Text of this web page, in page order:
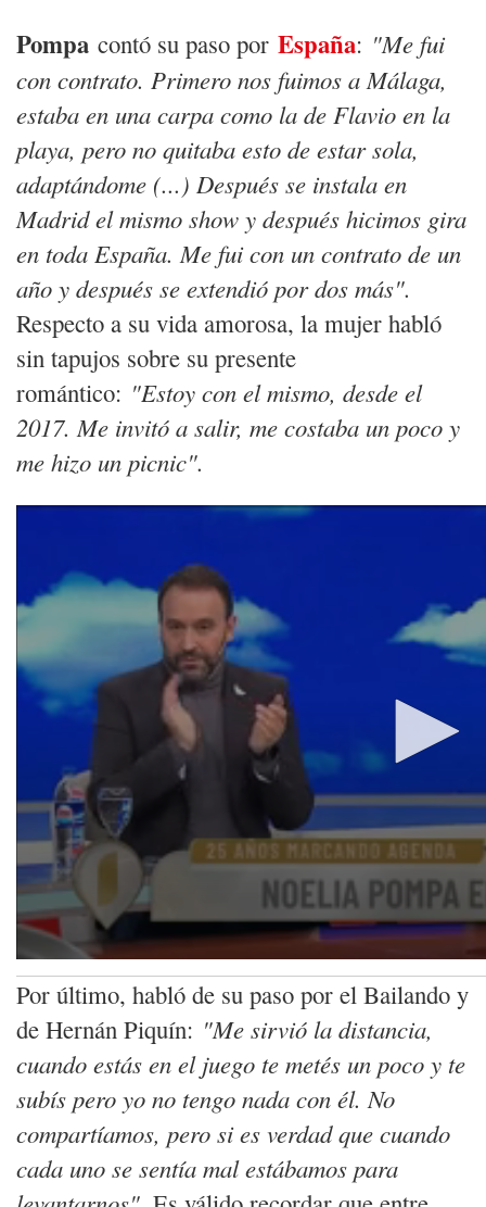
Pompa contó su paso por España: "Me fui
con contrato. Primero nos fuimos a Málaga,
estaba en una carpa como la de Flavio en la
playa, pero no quitaba esto de estar sola,
adaptándome (...) Después se instala en
Madrid el mismo show y después hicimos gira
en toda España. Me fui con un contrato de un
año y después se extendió por dos más".
Respecto a su vida amorosa, la mujer habló
sin tapujos sobre su presente
romántico: "Estoy con el mismo, desde el
2017. Me invitó a salir, me costaba un poco y
me hizo un picnic".
Por último, habló de su paso por el Bailando y
de Hernán Piquín: "Me sirvió la distancia,
cuando estás en el juego te metés un poco y te
subís pero yo no tengo nada con él. No
compartíamos, pero si es verdad que cuando
cada uno se sentía mal estábamos para